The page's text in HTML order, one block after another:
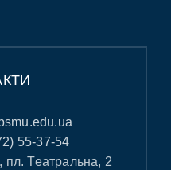
55-37-54
пл. Театральна, 2